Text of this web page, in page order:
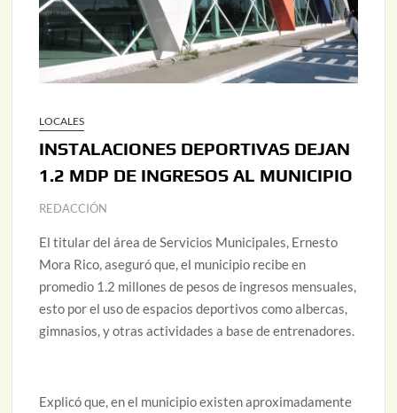
LOCALES
INSTALACIONES DEPORTIVAS DEJAN
1.2 MDP DE INGRESOS AL MUNICIPIO
REDACCIÓN
El titular del área de Servicios Municipales, Ernesto
Mora Rico, aseguró que, el municipio recibe en
promedio 1.2 millones de pesos de ingresos mensuales,
esto por el uso de espacios deportivos como albercas,
gimnasios, y otras actividades a base de entrenadores.
Explicó que, en el municipio existen aproximadamente